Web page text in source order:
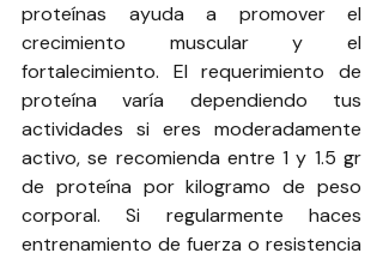
proteínas ayuda a promover el
crecimiento muscular y el
fortalecimiento. El requerimiento de
proteína varía dependiendo tus
actividades si eres moderadamente
activo, se recomienda entre 1 y 1.5 gr
de proteína por kilogramo de peso
corporal. Si regularmente haces
entrenamiento de fuerza o resistencia